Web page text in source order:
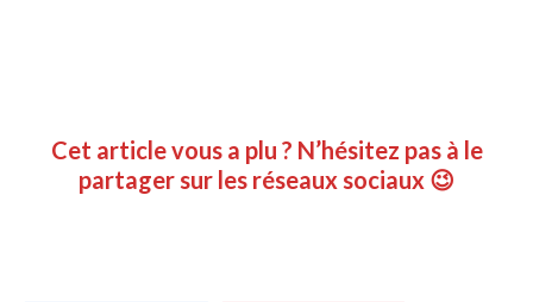
Cet article vous a plu ? N’hésitez pas à le
partager sur les réseaux sociaux 😉